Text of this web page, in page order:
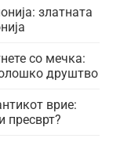
златната
со мечка:
друштво
врие:
пресврт?